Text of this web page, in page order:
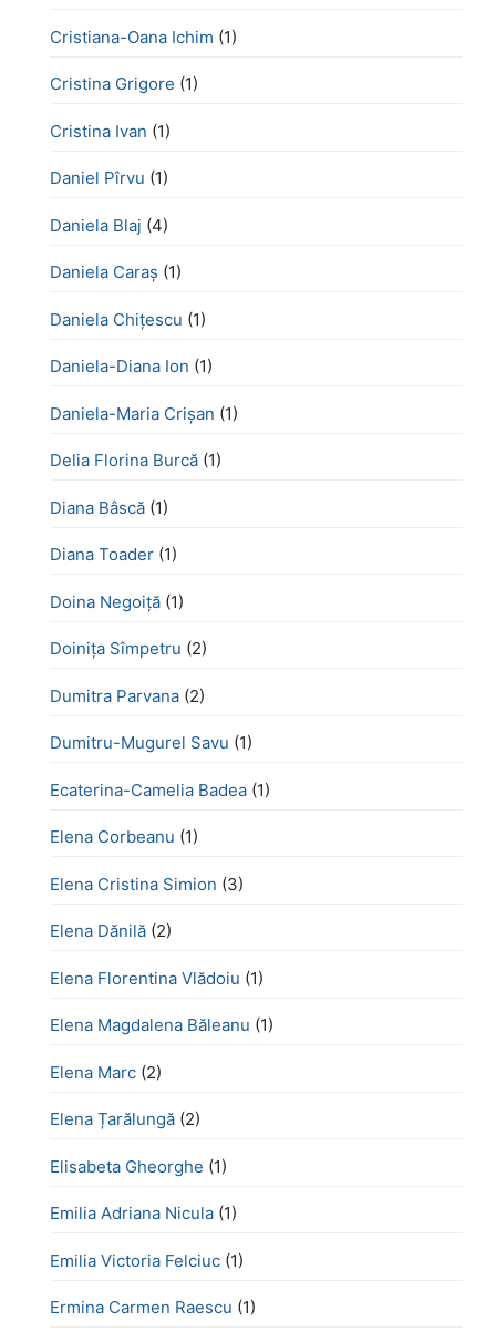
Cristiana-Oana Ichim (1)
Cristina Grigore (1)
Cristina Ivan (1)
Daniel Pîrvu (1)
Daniela Blaj (4)
Daniela Caraș (1)
Daniela Chiţescu (1)
Daniela-Diana Ion (1)
Daniela-Maria Crișan (1)
Delia Florina Burcă (1)
Diana Bâscă (1)
Diana Toader (1)
Doina Negoiță (1)
Doinița Sîmpetru (2)
Dumitra Parvana (2)
Dumitru-Mugurel Savu (1)
Ecaterina-Camelia Badea (1)
Elena Corbeanu (1)
Elena Cristina Simion (3)
Elena Dănilă (2)
Elena Florentina Vlădoiu (1)
Elena Magdalena Băleanu (1)
Elena Marc (2)
Elena Țarălungă (2)
Elisabeta Gheorghe (1)
Emilia Adriana Nicula (1)
Emilia Victoria Felciuc (1)
Ermina Carmen Raescu (1)